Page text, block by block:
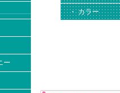
ー
・ カラー